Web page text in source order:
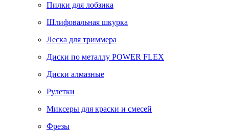
Пилки для лобзика
Шлифовальная шкурка
Леска для триммера
Диски по металлу POWER FLEX
Диски алмазные
Рулетки
Миксеры для краски и смесей
Фрезы